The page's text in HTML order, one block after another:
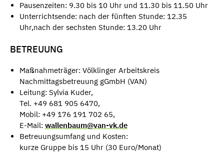
Pausenzeiten: 9.30 bis 10 Uhr und 11.30 bis 11.50 Uhr
Unterrichtsende: nach der fünften Stunde: 12.35
Uhr,nach der sechsten Stunde: 13.20 Uhr
BETREUUNG
Maßnahmeträger: Völklinger Arbeitskreis
Nachmittagsbetreuung gGmbH (VAN)
Leitung: Sylvia Kuder,
Tel. +49 681 905 6470,
Mobil: +49 176 191 702 65,
E-Mail: wallenbaum@van-vk.de
Betreuungsumfang und Kosten:
kurze Gruppe bis 15 Uhr (30 Euro/Monat)